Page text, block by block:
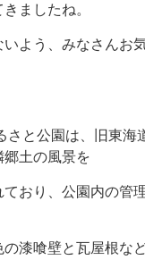
ましたね。
いよう、みなさんお
さと公園は、旧東海
郷土の風景を
おり、公園内の管
の漆喰壁と瓦屋根な